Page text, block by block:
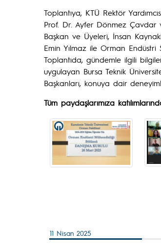
Toplantıya, KTÜ Rektör
Prof. Dr. Ayfer Dönmez Çavdar
Başkan ve Üyeleri, İnsan
Emin Yılmaz ile Orman Endüstri
Toplantıda, gündemle ilgili
uygulayan Bursa Teknik
Başkanları, konuya dair
Tüm paydaşlarımıza
11 Nisan 2025